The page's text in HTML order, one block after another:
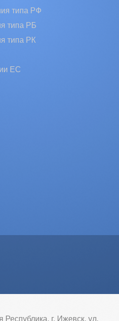
типа РФ
типа РБ
типа РК
EC
Республика, г. Ижевск, ул.